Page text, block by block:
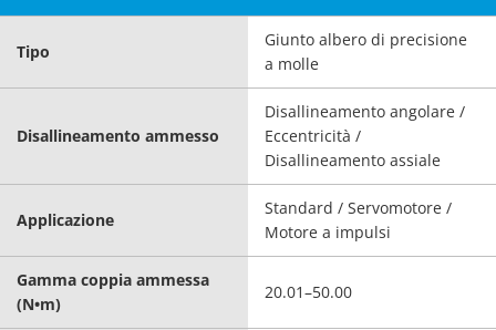
Tipo
Giunto albero di precisione
a molle
Disallineamento ammesso
Disallineamento angolare /
Eccentricità /
Disallineamento assiale
Applicazione
Standard / Servomotore /
Motore a impulsi
Gamma coppia ammessa
(N•m)
20.01–50.00